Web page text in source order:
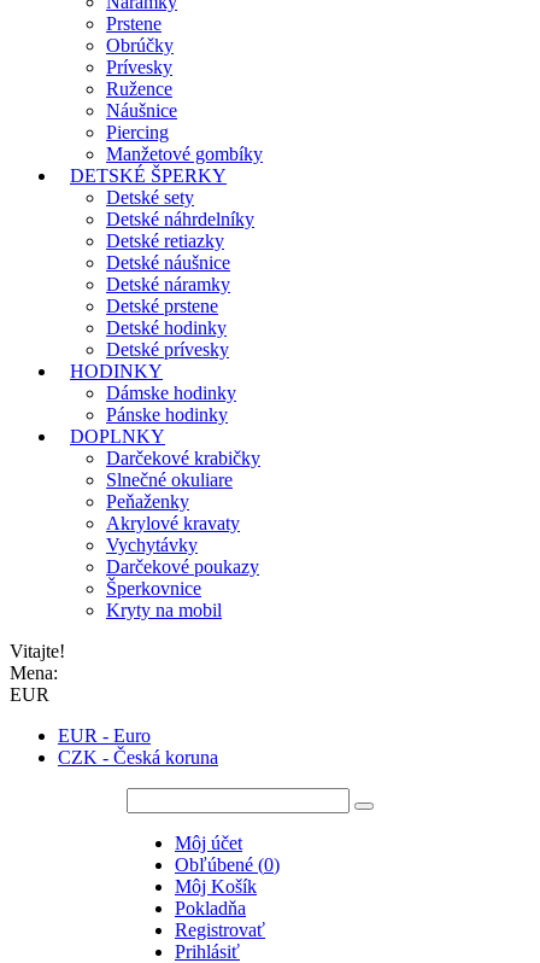
Prstene
Obrúčky
Prívesky
Ružence
Náušnice
Piercing
Manžetové gombíky
DETSKÉ ŠPERKY
Detské sety
Detské náhrdelníky
Detské retiazky
Detské náušnice
Detské náramky
Detské prstene
Detské hodinky
Detské prívesky
HODINKY
Dámske hodinky
Pánske hodinky
DOPLNKY
Darčekové krabičky
Slnečné okuliare
Peňaženky
Akrylové kravaty
Vychytávky
Darčekové poukazy
Šperkovnice
Kryty na mobil
Vitajte!
Mena:
EUR
EUR - Euro
CZK - Česká koruna
Môj účet
Obľúbené (0)
Môj Košík
Pokladňa
Registrovať
Prihlásiť